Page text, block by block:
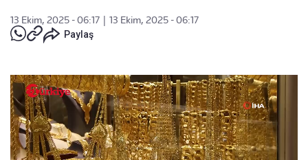
13 Ekim, 2025 - 06:17
13 Ekim, 2025 - 06:17
Paylaş